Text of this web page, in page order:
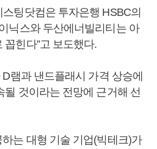
팅닷컴은 투자은행 HSBC의
닉스와 두산에너빌리티는 아
힌다”고 보도했다.
램과 낸드플래시 가격 상승에
될 것이라는 전망에 근거해 선
는 대형 기술 기업(빅테크)가